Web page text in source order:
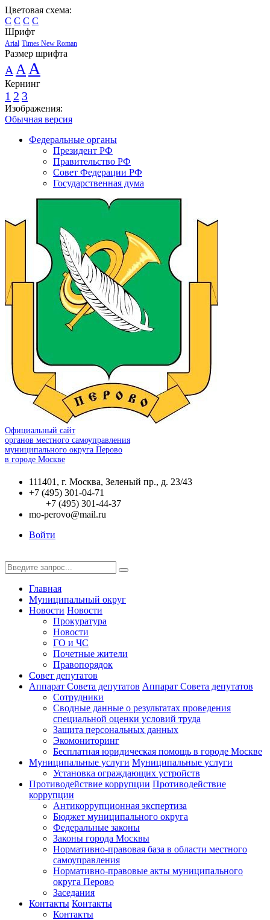
Цветовая схема:
C C C C
Шрифт
Arial Times New Roman
Размер шрифта
A A A
Кернинг
1 2 3
Изображения:
Обычная версия
Федеральные органы
Президент РФ
Правительство РФ
Совет Федерации РФ
Государственная дума
Официальный сайт
органов местного самоуправления
муниципального округа Перово
в городе Москве
111401, г. Москва, Зеленый пр., д. 23/43
+7 (495) 301-04-71
+7 (495) 301-44-37
mo-perovo@mail.ru
Войти
Главная
Муниципальный округ
Новости Новости
Прокуратура
Новости
ГО и ЧС
Почетные жители
Правопорядок
Совет депутатов
Аппарат Совета депутатов Аппарат Совета депутатов
Сотрудники
Сводные данные о результатах проведения
специальной оценки условий труда
Защита персональных данных
Экомониторинг
Бесплатная юридическая помощь в городе Москве
Муниципальные услуги Муниципальные услуги
Установка ограждающих устройств
Противодействие коррупции Противодействие
коррупции
Антикоррупционная экспертиза
Бюджет муниципального округа
Федеральные законы
Законы города Москвы
Нормативно-правовая база в области местного
самоуправления
Нормативно-правовые акты муниципального
округа Перово
Заседания
Контакты Контакты
Контакты